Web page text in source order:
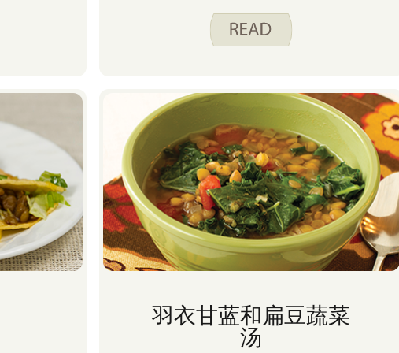
羽衣甘蓝和扁豆蔬菜
汤